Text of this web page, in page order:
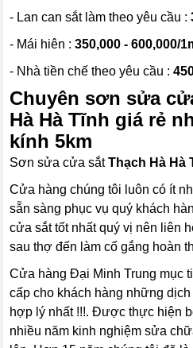
- Lan can sắt làm theo yêu cầu :
- Mái hiên :350,000 - 600,000/
- Nhà tiền chế theo yêu cầu :
Chuyên sơn sửa
Hà Hà Tĩnh giá rẻ
kính 5km
Sơn sửa cửa sắtThạch Hà Hà
Cửa hàng chúng tôi luôn có ít
sẵn sàng phục vụ quý khách
cửa sắt tốt nhất quý vị nên liên
sau thợ đến làm cố gắng hoàn
Cửa hàng Đại Minh Trung mục
cấp cho khách hàng những
hợp lý nhất !!!. Được thực hiện
nhiều năm kinh nghiệm sửa